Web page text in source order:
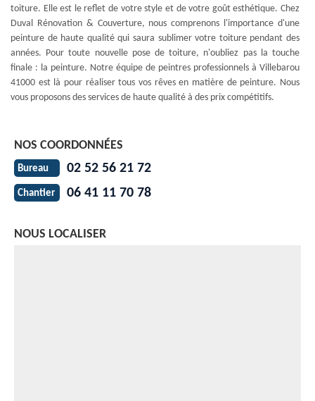
toiture. Elle est le reflet de votre style et de votre goût esthétique. Chez
Duval Rénovation & Couverture, nous comprenons l'importance d'une
peinture de haute qualité qui saura sublimer votre toiture pendant des
années. Pour toute nouvelle pose de toiture, n'oubliez pas la touche
finale : la peinture. Notre équipe de peintres professionnels à Villebarou
41000 est là pour réaliser tous vos rêves en matière de peinture. Nous
vous proposons des services de haute qualité à des prix compétitifs.
NOS COORDONNÉES
Bureau 02 52 56 21 72
Chantier 06 41 11 70 78
NOUS LOCALISER